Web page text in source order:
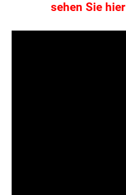
sehen Sie